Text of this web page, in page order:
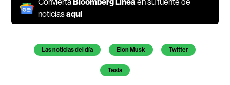
noticiasaquí
Temas de este artículo
Las noticias del día Elon Musk Twitter
Tesla